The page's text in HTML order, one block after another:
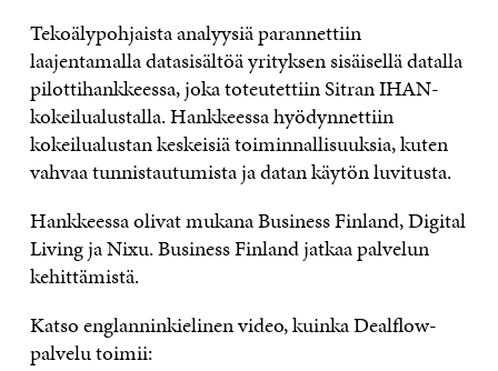
Tekoälypohjaista analyysiä parannettiin
laajentamalla datasisältöä yrityksen sisäisellä datalla
pilottihankkeessa, joka toteutettiin Sitran IHAN-
kokeilualustalla. Hankkeessa hyödynnettiin
kokeilualustan keskeisiä toiminnallisuuksia, kuten
vahvaa tunnistautumista ja datan käytön luvitusta.
Hankkeessa olivat mukana Business Finland, Digital
Living ja Nixu. Business Finland jatkaa palvelun
kehittämistä.
Katso englanninkielinen video, kuinka Dealflow-
palvelu toimii: